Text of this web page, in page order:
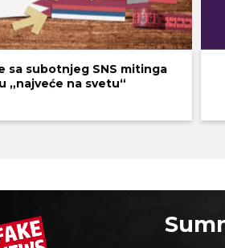
sa subotnjeg SNS mitinga
„najveće na svetu“